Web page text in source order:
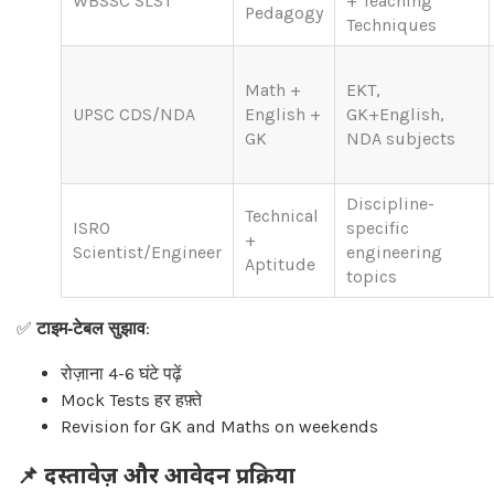
Pedagogy
Techniques
UPSC CDS/NDA
Math +
English +
GK
EKT,
GK+English,
NDA subjects
ISRO
Scientist/Engineer
Technical
+
Aptitude
Discipline-
specific
engineering
topics
✅टाइम‑टेबल सुझाव:
रोज़ाना 4-6 घंटे पढ़ें
Mock Tests हर हफ़्ते
Revision for GK and Maths on weekends
📌 दस्तावेज़ और आवेदन प्रक्रिया